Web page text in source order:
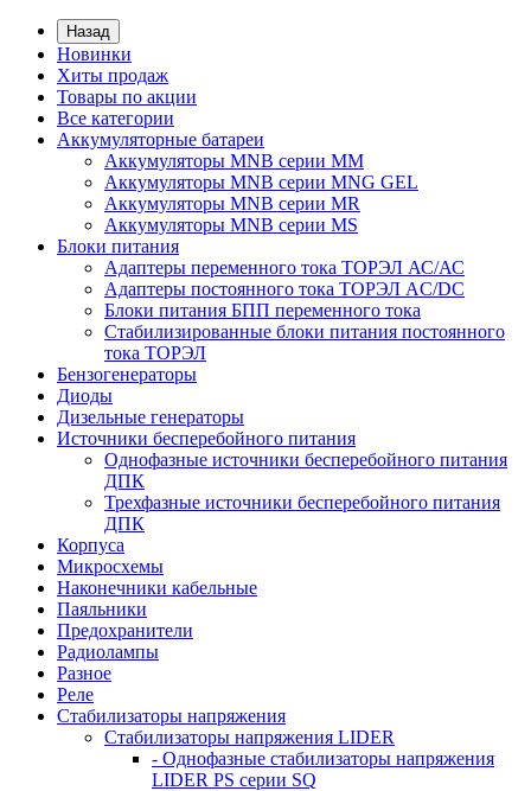
Назад
Новинки
Хиты продаж
Товары по акции
Все категории
Аккумуляторные батареи
Аккумуляторы MNB серии MM
Аккумуляторы MNB серии MNG GEL
Аккумуляторы MNB серии MR
Аккумуляторы MNB серии MS
Блоки питания
Адаптеры переменного тока ТОРЭЛ АС/АС
Адаптеры постоянного тока ТОРЭЛ AC/DC
Блоки питания БПП переменного тока
Стабилизированные блоки питания постоянного
тока ТОРЭЛ
Бензогенераторы
Диоды
Дизельные генераторы
Источники бесперебойного питания
Однофазные источники бесперебойного питания
ДПК
Трехфазные источники бесперебойного питания
ДПК
Корпуса
Микросхемы
Наконечники кабельные
Паяльники
Предохранители
Радиолампы
Разное
Реле
Стабилизаторы напряжения
Стабилизаторы напряжения LIDER
- Однофазные стабилизаторы напряжения
LIDER PS серии SQ